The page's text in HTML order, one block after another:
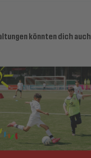
könnten dich auch